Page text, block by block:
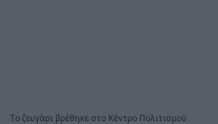
Το ζευγάρι βρέθηκε στο Κέντρο Πολιτισμού